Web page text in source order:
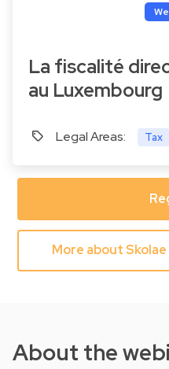
La fiscalité directe des sociétés
au Luxembourg
Legal Areas: Tax
More about
About the